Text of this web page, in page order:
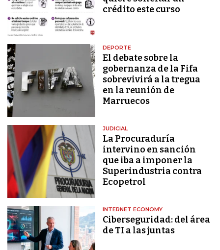
crédito este curso
DEPORTE
El debate sobre la
gobernanza de la Fifa
sobrevivirá a la tregua
en la reunión de
Marruecos
JUDICIAL
La Procuraduría
intervino en sanción
que iba a imponer la
Superindustria contra
Ecopetrol
INTERNET ECONOMY
Ciberseguridad: del área
de TI a las juntas